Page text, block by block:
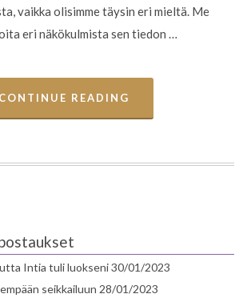
vaikka olisimme täysin eri mieltä. Me
eri näkökulmista sen tiedon …
CONTINUE READING
Intia tuli luokseni30/01/2023
seikkailuun 28/01/2023